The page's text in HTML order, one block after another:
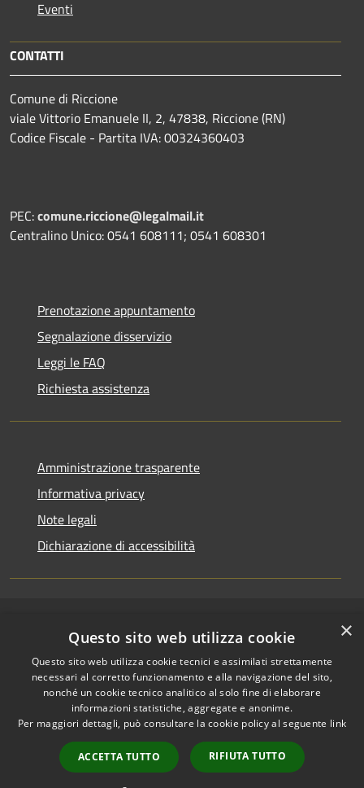
Eventi
CONTATTI
Comune di Riccione
viale Vittorio Emanuele II, 2, 47838, Riccione (RN)
Codice Fiscale - Partita IVA: 00324360403
PEC:comune.riccione@legalmail.it
Centralino Unico: 0541 608111; 0541 608301
Prenotazione appuntamento
Segnalazione disservizio
Leggi le FAQ
Richiesta assistenza
Amministrazione trasparente
Informativa privacy
Note legali
Dichiarazione di accessibilità
Accessibilità
Privacy
Cookie
Mappa del sito
Area riservata
amministratori comunali
Portale Dipendente
Copyright © 2026 • Comune di
Riccione • Powered by
Municipium•Accesso
redazione
×
Questo sito web utilizza cookie
Questo sito web utilizza cookie tecnici e assimilati strettamente
necessari al corretto funzionamento e alla navigazione del sito,
nonché un cookie tecnico analitico al solo fine di elaborare
informazioni statistiche, aggregate e anonime.
Per maggiori dettagli, può consultare la cookie policy al seguente link
ACCETTA TUTTO RIFIUTA TUTTO